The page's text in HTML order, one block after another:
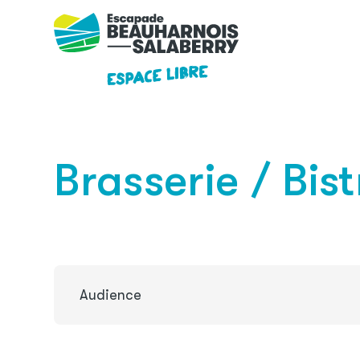
Skip to main content
Brasserie /
Audience